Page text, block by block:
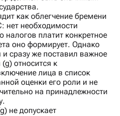
как облегчение бремени
нет необходимости
налогов платит конкретное
оно формирует. Однако
сразу же поставил важное
относится к
лица в список
оценки его роли и не
на принадлежности
не допускает